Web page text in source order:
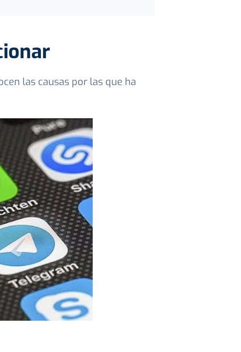
las causas por las que ha